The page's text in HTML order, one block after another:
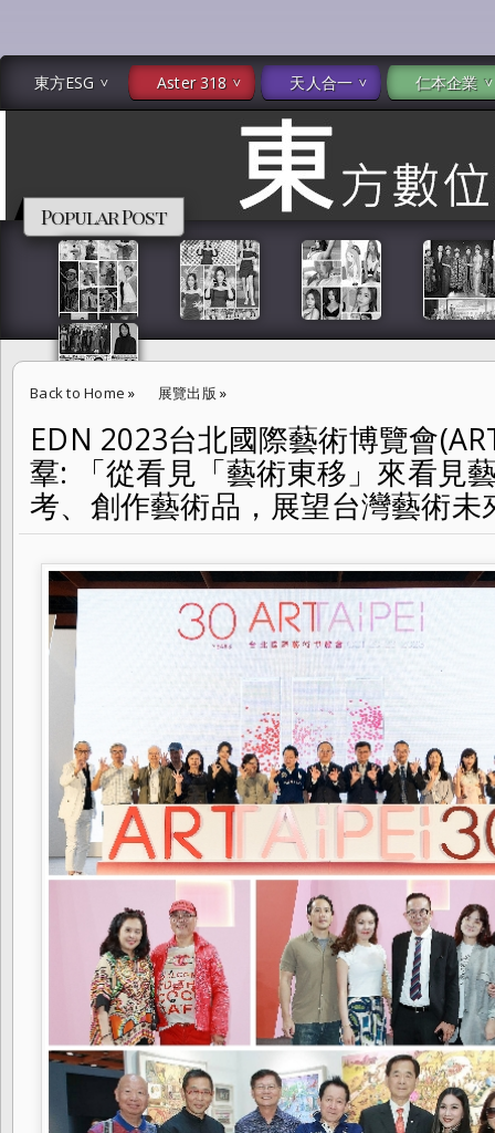
東方ESG Aster 318 天人合一 仁本企業
Popular Post
Back to Home » 展覽出版 »
EDN 2023台北國際藝術博覽會(ART TAIPEI )盛大開幕 張逸羣: 「從看
哲思來思考、創作藝術品，展望台灣藝術未來。」
EDN 2023台北國際藝術博覽會
羣: 「從看見「藝術東移」來看見
考、創作藝術品，展望台灣藝術未